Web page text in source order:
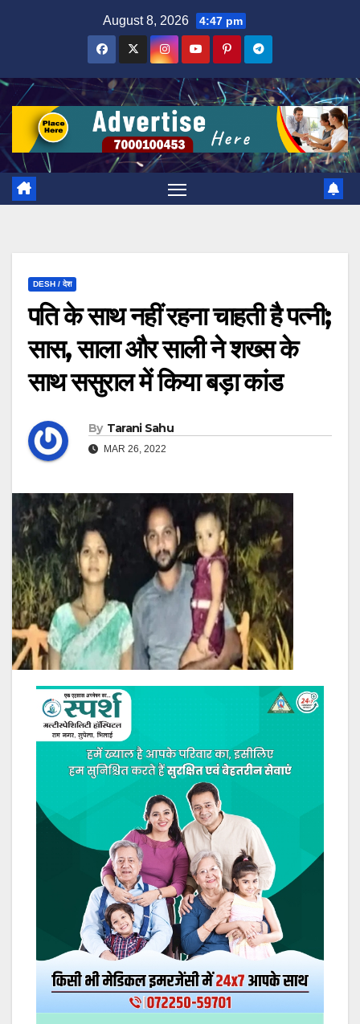
August 8, 2026 4:47 pm
DESH / देश
पति के साथ नहीं रहना चाहती है पत्‍नी;
सास, साला और साली ने शख्‍स के
साथ ससुराल में किया बड़ा कांड
By Tarani Sahu
MAR 26, 2022